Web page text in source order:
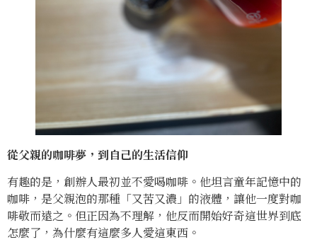
從父親的咖啡夢，到自己的生活信仰
有趣的是，創辦人最初並不愛喝咖啡。他坦言童年記憶中的
咖啡，是父親泡的那種「又苦又濃」的液體，讓他一度對咖
啡敬而遠之。但正因為不理解，他反而開始好奇這世界到底
怎麼了，為什麼有這麼多人愛這東西。